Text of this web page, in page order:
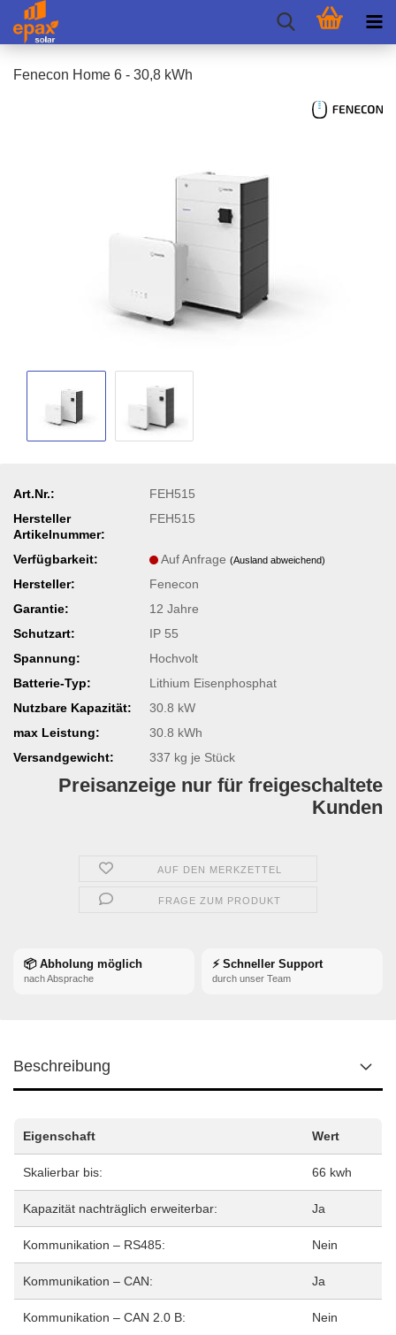
Fen­e­con Home 6 - 30,8 kWh
Art.Nr.:
FEH515
Hersteller
Artikelnummer:
FEH515
Verfügbarkeit: Auf Anfrage (Ausland abweichend)
Hersteller:
Fenecon
Garantie:
12 Jahre
Schutzart:
IP 55
Spannung:
Hochvolt
Batterie-Typ:
Lithium Eisenphosphat
Nutzbare Kapazität:
30.8 kW
max Leistung:
30.8 kWh
Versandgewicht:
337 kg je Stück
Preisanzeige nur für freigeschaltete
Kunden
AUF DEN MERKZETTEL
FRAGE ZUM PRODUKT
📦 Abholung möglich
nach Absprache
⚡ Schneller Support
durch unser Team
Beschreibung
Eigenschaft Wert
Skalierbar bis: 66 kwh
Kapazität nachträglich erweiterbar: Ja
Kommunikation – RS485: Nein
Kommunikation – CAN: Ja
Kommunikation – CAN 2.0 B: Nein